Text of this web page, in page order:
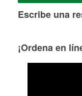
Escribe una
¡Ordena en